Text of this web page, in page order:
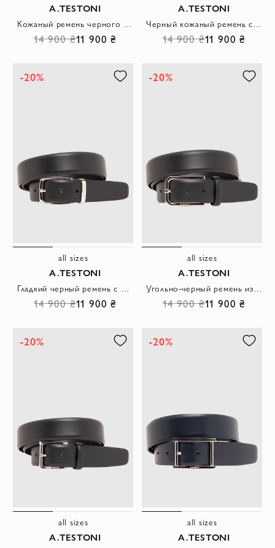
A.TESTONI
Кожаный ремень черного цвета с прямоугольной пряжкой
14 900 ₴11 900 ₴
A.TESTONI
Черный кожаный ремень с лаконичной прямоугольной пряжкой со скругленными углами
14 900 ₴11 900 ₴
-20%
all sizes
A.TESTONI
Гладкий черный ремень с серебристым металлическим держателем и скругленной фурнитурой
14 900 ₴11 900 ₴
-20%
all sizes
A.TESTONI
Угольно-черный ремень из матовой кожи с оригинальной шестигранной пряжкой
14 900 ₴11 900 ₴
-20%
all sizes
A.TESTONI
-20%
all sizes
A.TESTONI